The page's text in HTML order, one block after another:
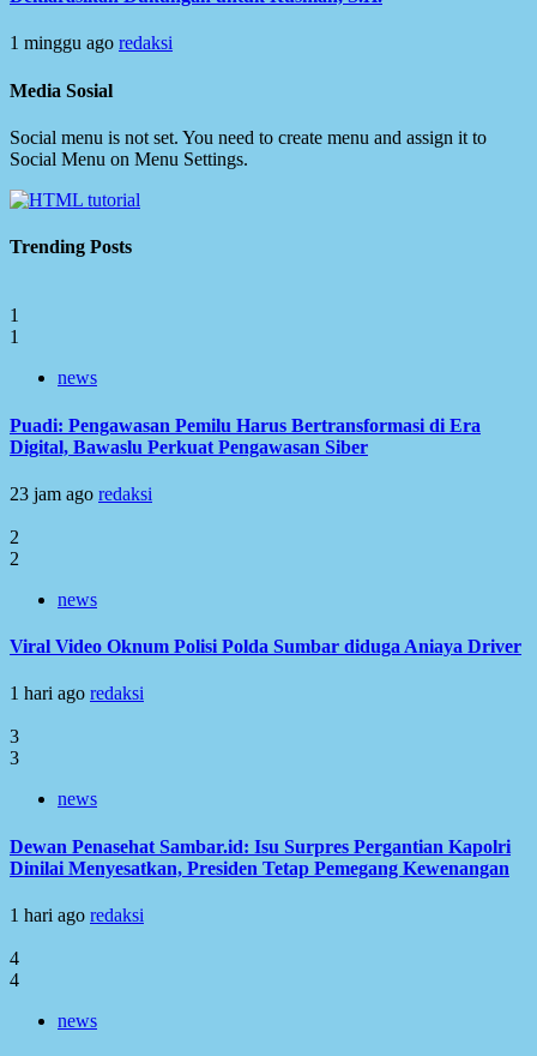
1 minggu ago redaksi
Media Sosial
Social menu is not set. You need to create menu and assign it to
Social Menu on Menu Settings.
Trending Posts
1
1
news
Puadi: Pengawasan Pemilu Harus Bertransformasi di Era
Digital, Bawaslu Perkuat Pengawasan Siber
23 jam ago redaksi
2
2
news
Viral Video Oknum Polisi Polda Sumbar diduga Aniaya Driver
1 hari ago redaksi
3
3
news
Dewan Penasehat Sambar.id: Isu Surpres Pergantian Kapolri
Dinilai Menyesatkan, Presiden Tetap Pemegang Kewenangan
1 hari ago redaksi
4
4
news